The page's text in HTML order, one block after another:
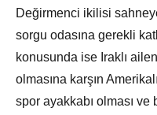
Değirmenci ikilisi
sorgu odasına gerekli
konusunda ise Iraklı
olmasına karşın
spor ayakkabı olması